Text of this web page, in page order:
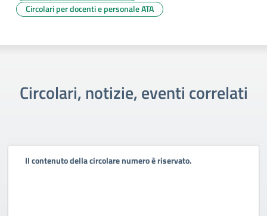
Circolari per docenti e personale ATA
Circolari, notizie, eventi correlati
Il contenuto della circolare numero è riservato.